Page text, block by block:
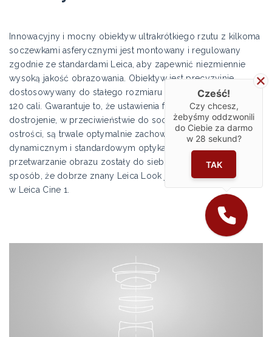
Innowacyjny i mocny obiektyw ultrakrótkiego rzutu z kilkoma
soczewkami asferycznymi jest montowany i regulowany
zgodnie ze standardami Leica, aby zapewnić niezmiennie
wysoką jakość obrazowania. Obiektyw jest precyzyjnie
dostosowywany do stałego rozmiaru obrazu 80*, 100 lub
120 cali. Gwarantuje to, że ustawienia fabryczne i dokładne
dostrojenie, w przeciwieństwie do soczewek z regulacją
ostrości, są trwale optymalnie zachowane. Ponadto w trybie
dynamicznym i standardowym optyka i cyfrowe
przetwarzanie obrazu zostały do siebie dopasowane w taki
sposób, że dobrze znany Leica Look jest widoczny również
w Leica Cine 1.
Cześć!
Czy chcesz,
żebyśmy oddzwonili
do Ciebie za darmo
w 28 sekund?
TAK